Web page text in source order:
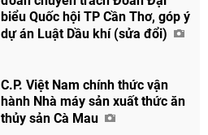
Chia sẻ
biểu Quốc hội TP Cần Thơ, góp ý
dự án Luật Dầu khí (sửa đổi)
C.P. Việt Nam chính thức vận
hành Nhà máy sản xuất thức ăn
thủy sản Cà Mau